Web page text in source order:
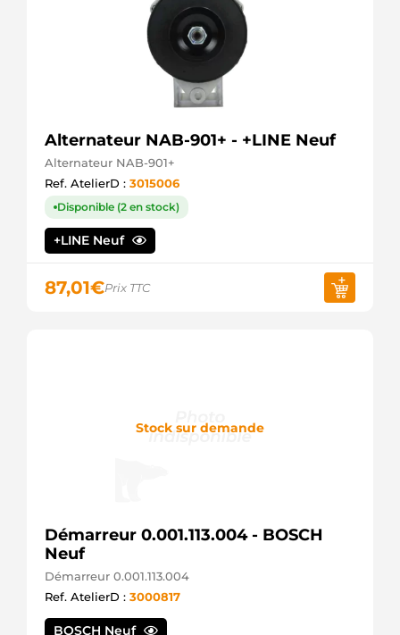
Alternateur NAB-901+ - +LINE Neuf
Alternateur NAB-901+
Ref. AtelierD : 3015006
Disponible (2 en stock)
+LINE Neuf
87,01€Prix TTC
Stock sur demande
Démarreur 0.001.113.004 - BOSCH
Neuf
Démarreur 0.001.113.004
Ref. AtelierD : 3000817
BOSCH Neuf